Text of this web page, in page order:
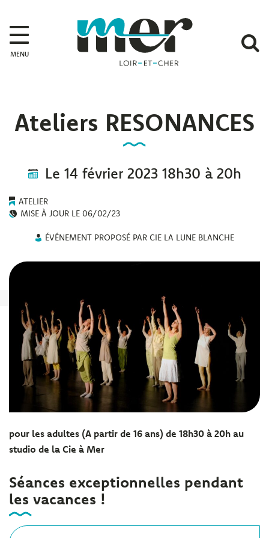
MENU
Ateliers RESONANCES
Le 14 février 2023 18h30 à 20h
ATELIER
MISE À JOUR LE 06/02/23
ÉVÉNEMENT PROPOSÉ PAR CIE LA LUNE BLANCHE
pour les adultes (A partir de 16 ans) de 18h30 à 20h au
studio de la Cie à Mer
Séances exceptionnelles pendant
les vacances !